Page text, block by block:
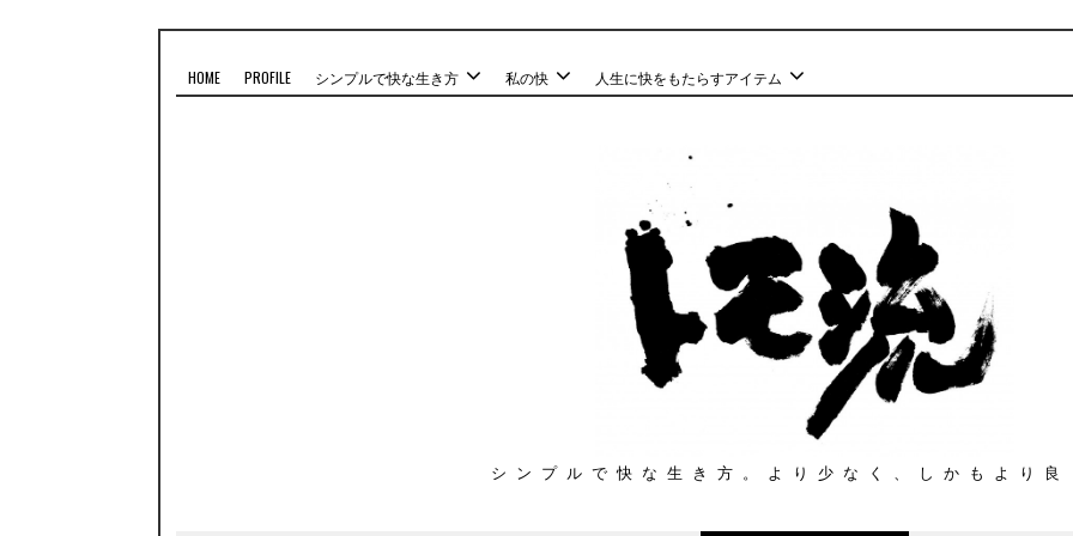
HOME PROFILE シンプルで快な生き方 私の快 人生に快をもたらすアイテム
シンプルで快な生き方。より少なく、しかもより良